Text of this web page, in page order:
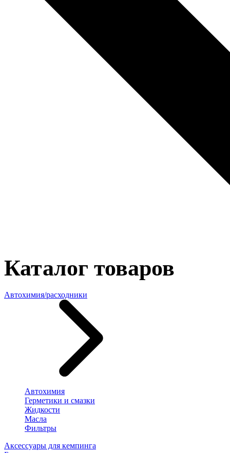
Каталог товаров
Автохимия/расходники
Автохимия
Герметики и смазки
Жидкости
Масла
Фильтры
Аксессуары для кемпинга